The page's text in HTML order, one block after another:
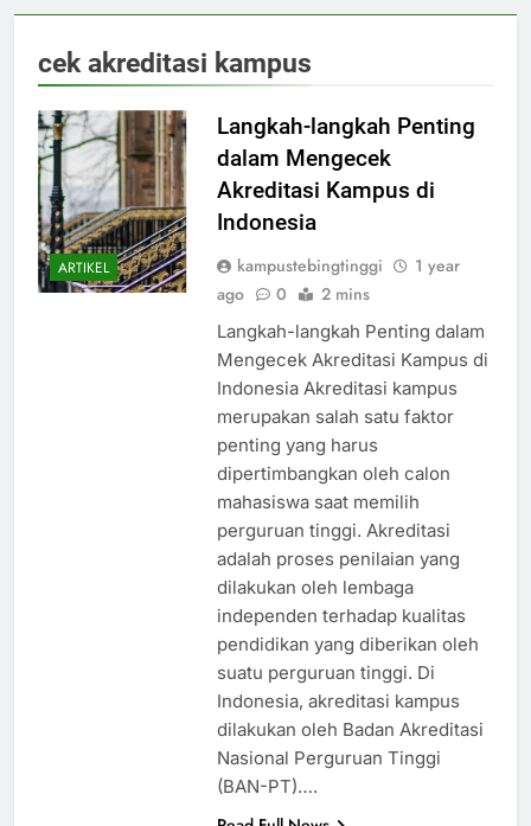
cek akreditasi kampus
ARTIKEL
Langkah-langkah Penting
dalam Mengecek
Akreditasi Kampus di
Indonesia
kampustebingtinggi
1 year
ago
0 2 mins
Langkah-langkah Penting dalam
Mengecek Akreditasi Kampus di
Indonesia Akreditasi kampus
merupakan salah satu faktor
penting yang harus
dipertimbangkan oleh calon
mahasiswa saat memilih
perguruan tinggi. Akreditasi
adalah proses penilaian yang
dilakukan oleh lembaga
independen terhadap kualitas
pendidikan yang diberikan oleh
suatu perguruan tinggi. Di
Indonesia, akreditasi kampus
dilakukan oleh Badan Akreditasi
Nasional Perguruan Tinggi
(BAN-PT)….